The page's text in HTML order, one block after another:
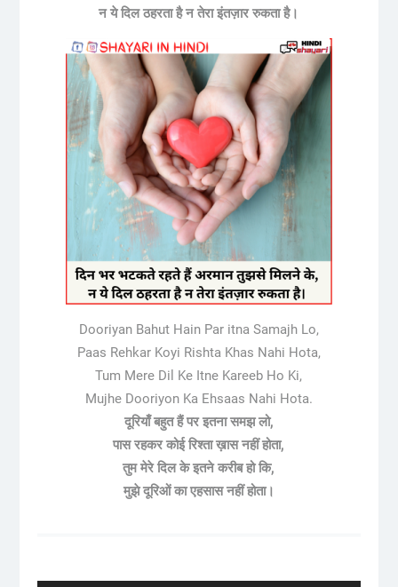
न ये दिल ठहरता है न तेरा इंतज़ार रुकता है।
Dooriyan Bahut Hain Par itna Samajh Lo,
Paas Rehkar Koyi Rishta Khas Nahi Hota,
Tum Mere Dil Ke Itne Kareeb Ho Ki,
Mujhe Dooriyon Ka Ehsaas Nahi Hota.
दूरियाँ बहुत हैं पर इतना समझ लो,
पास रहकर कोई रिश्ता ख़ास नहीं होता,
तुम मेरे दिल के इतने करीब हो कि,
मुझे दूरिओं का एहसास नहीं होता।